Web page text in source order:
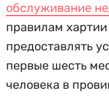
обслуживание
правилам
предоставлять
первые шесть
человека в